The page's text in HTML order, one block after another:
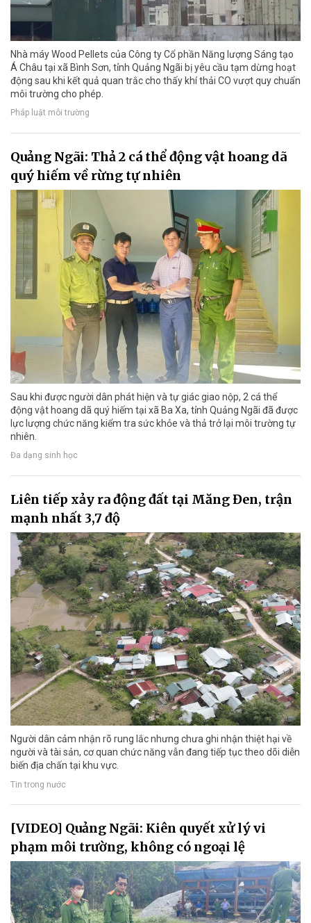
Nhà máy Wood Pellets của Công ty Cổ phần Năng lượng Sáng tạo
Á Châu tại xã Bình Sơn, tỉnh Quảng Ngãi bị yêu cầu tạm dừng hoạt
động sau khi kết quả quan trắc cho thấy khí thải CO vượt quy chuẩn
môi trường cho phép.
Pháp luật môi trường
Quảng Ngãi: Thả 2 cá thể động vật hoang dã
quý hiếm về rừng tự nhiên
Sau khi được người dân phát hiện và tự giác giao nộp, 2 cá thể
động vật hoang dã quý hiếm tại xã Ba Xa, tỉnh Quảng Ngãi đã được
lực lượng chức năng kiểm tra sức khỏe và thả trở lại môi trường tự
nhiên.
Đa dạng sinh học
Liên tiếp xảy ra động đất tại Măng Đen, trận
mạnh nhất 3,7 độ
Người dân cảm nhận rõ rung lắc nhưng chưa ghi nhận thiệt hại về
người và tài sản, cơ quan chức năng vẫn đang tiếp tục theo dõi diễn
biến địa chấn tại khu vực.
Tin trong nước
[VIDEO] Quảng Ngãi: Kiên quyết xử lý vi
phạm môi trường, không có ngoại lệ